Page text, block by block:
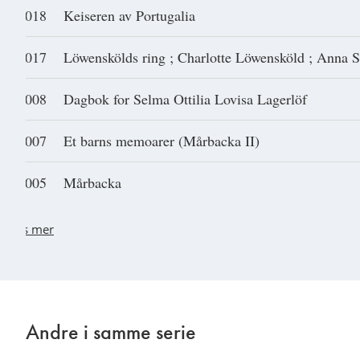
2018 Keiseren av Portugalia
2017 Löwenskölds ring ; Charlotte Löwensköld ; Anna
2008 Dagbok for Selma Ottilia Lovisa Lagerlöf
2007 Et barns memoarer (Mårbacka II)
2005 Mårbacka
Les mer
Andre i samme serie